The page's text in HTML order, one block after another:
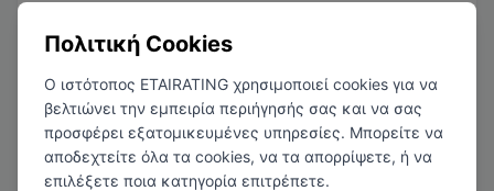
Πολιτική Cookies
Ο ιστότοπος ETAIRATING χρησιμοποιεί cookies για να
βελτιώνει την εμπειρία περιήγησής σας και να σας
προσφέρει εξατομικευμένες υπηρεσίες. Μπορείτε να
αποδεχτείτε όλα τα cookies, να τα απορρίψετε, ή να
επιλέξετε ποια κατηγορία επιτρέπετε.